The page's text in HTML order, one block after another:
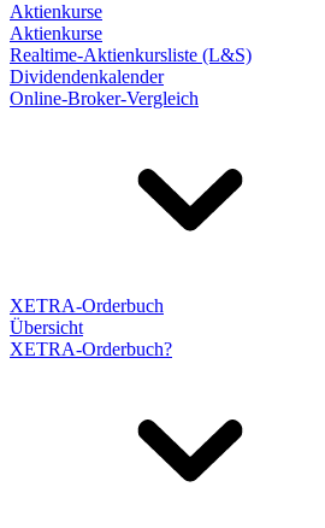
Aktienkurse
Aktienkurse
Realtime-Aktienkursliste (L&S)
Dividendenkalender
Online-Broker-Vergleich
XETRA-Orderbuch
Übersicht
XETRA-Orderbuch?